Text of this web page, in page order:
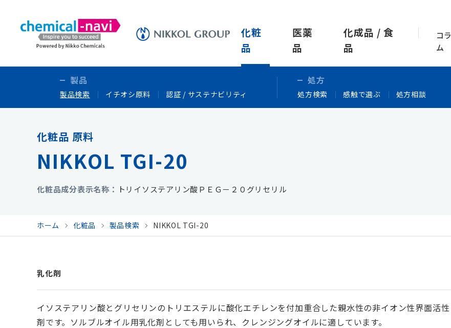
化粧
品
医薬
品
化成品 / 食
品
コラ
ム
製品
製品検索 イチオシ原料 認証 / サステナビリティ
処方
処方検索 感触で選ぶ 処方相談
化粧品 原料
NIKKOL TGI-20
化粧品成分表示名称 トリイソステアリン酸ＰＥＧ－２０グリセリル
ホーム 化粧品 製品検索 NIKKOL TGI-20
乳化剤
イソステアリン酸とグリセリンのトリエステルに酸化エチレンを付加重合した親水性の非イオン性界面活性
剤です。ソルブルオイル用乳化剤としても用いられ、クレンジングオイルに適しています。